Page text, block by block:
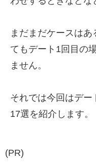
まだまだケースは
てもデート1回目の
ません。
それでは今回はデ
17選を紹介します。
(PR)